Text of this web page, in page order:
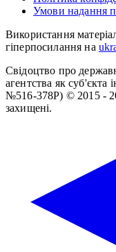
Умови надання
Використання
гіперпосилання на
Свідоцтво про
агентства як суб'єкта
№516-378Р) © 2015 -
захищені.